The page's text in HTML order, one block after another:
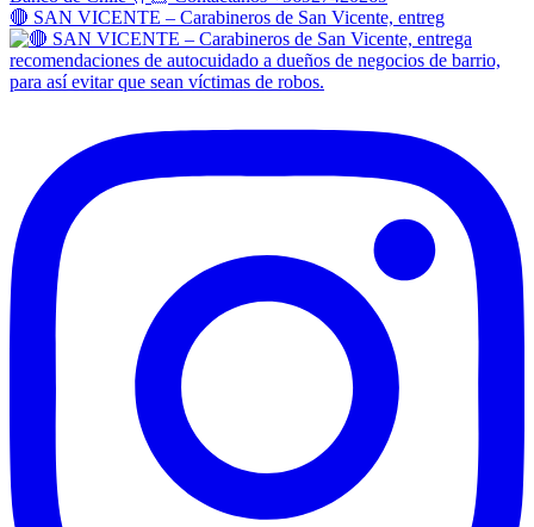
🔴 SAN VICENTE – Carabineros de San Vicente, entreg